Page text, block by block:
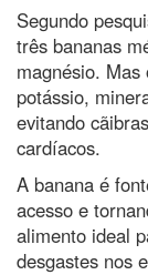
Segundo
três bananas
magnésio.
potássio,
evitando
cardíacos.
A banana é
acesso e
alimento ideal
desgastes nos